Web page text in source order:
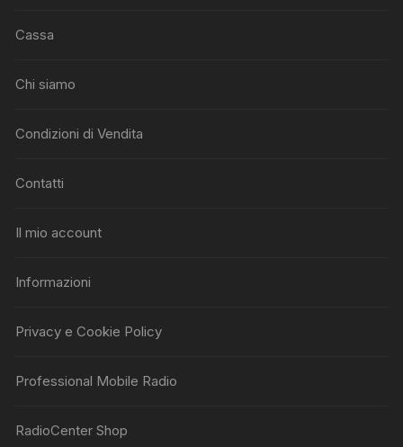
Cassa
Chi siamo
Condizioni di Vendita
Contatti
Il mio account
Informazioni
Privacy e Cookie Policy
Professional Mobile Radio
RadioCenter Shop